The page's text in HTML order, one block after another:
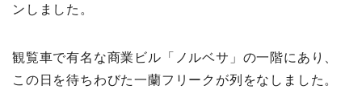
ンしました。
観覧車で有名な商業ビル「ノルベサ」の一階にあり、
この日を待ちわびた一蘭フリークが列をなしました。